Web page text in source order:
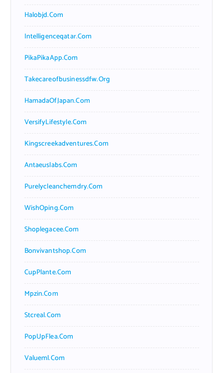
Halobjd.com
Intelligenceqatar.com
PikaPikaApp.com
Takecareofbusinessdfw.org
HamadaOfJapan.com
VersifyLifestyle.com
Kingscreekadventures.com
Antaeuslabs.com
Purelycleanchemdry.com
WishOping.com
Shoplegacee.com
Bonvivantshop.com
CupPlante.com
Mpzin.com
Stcreal.com
PopUpFlea.com
Valueml.com